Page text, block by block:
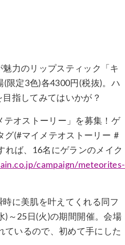
力のリップスティック「キ
限定3色)各4300円(税抜)。ハ
指してみてはいかが？
オストーリー」を募集！ゲ
グ(#マイメテオストーリー #
れば、16名にゲランのメイク
campaign/meteorites-
に美肌を叶えてくれる同フ
)～25日(火)の期間開催。会場
ているので、初めて手にした